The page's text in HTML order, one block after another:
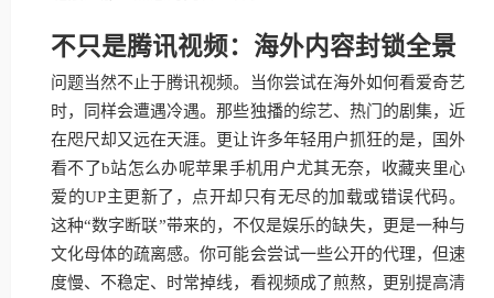
不只是腾讯视频：海外内容封锁全景
问题当然不止于腾讯视频。当你尝试在海外如何看爱奇艺
时，同样会遭遇冷遇。那些独播的综艺、热门的剧集，近
在咫尺却又远在天涯。更让许多年轻用户抓狂的是，国外
看不了b站怎么办呢苹果手机用户尤其无奈，收藏夹里心
爱的UP主更新了，点开却只有无尽的加载或错误代码。
这种“数字断联”带来的，不仅是娱乐的缺失，更是一种与
文化母体的疏离感。你可能会尝试一些公开的代理，但速
度慢、不稳定、时常掉线，看视频成了煎熬，更别提高清